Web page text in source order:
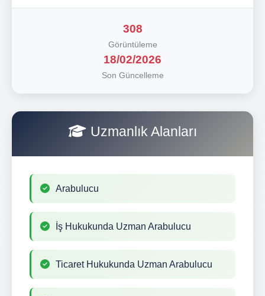
308
Görüntüleme
18/02/2026
Son Güncelleme
Uzmanlık Alanları
Arabulucu
İş Hukukunda Uzman Arabulucu
Ticaret Hukukunda Uzman Arabulucu